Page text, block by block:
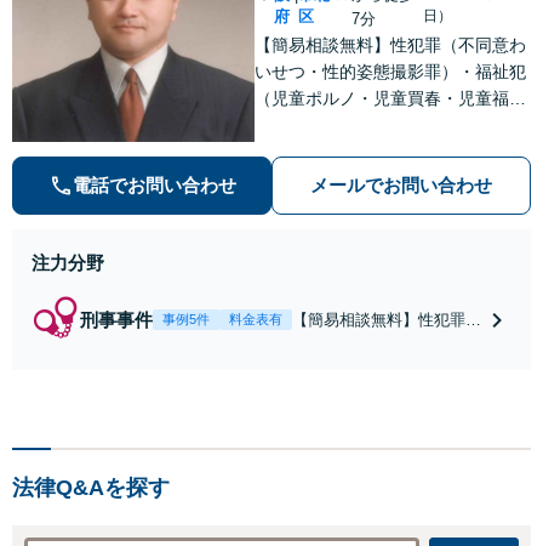
府 区
7分
日）
【簡易相談無料】性犯罪（不同意わ
いせつ・性的姿態撮影罪）・福祉犯
（児童ポルノ・児童買春・児童福祉
等）に非常に詳しい弁護士です
電話でお問い合わせ メールでお問い合わせ
注力分野
刑事事件 事例5件 料金表有
【簡易相談無料】性犯罪
法律Q&Aを探す